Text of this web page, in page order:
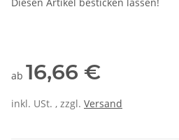
ab 16,66 €
inkl. USt. , zzgl. Versand